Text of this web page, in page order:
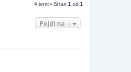
4 temi • Stran 1 od 1
Pojdi na